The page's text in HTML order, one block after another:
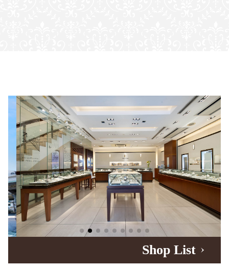
Shop List